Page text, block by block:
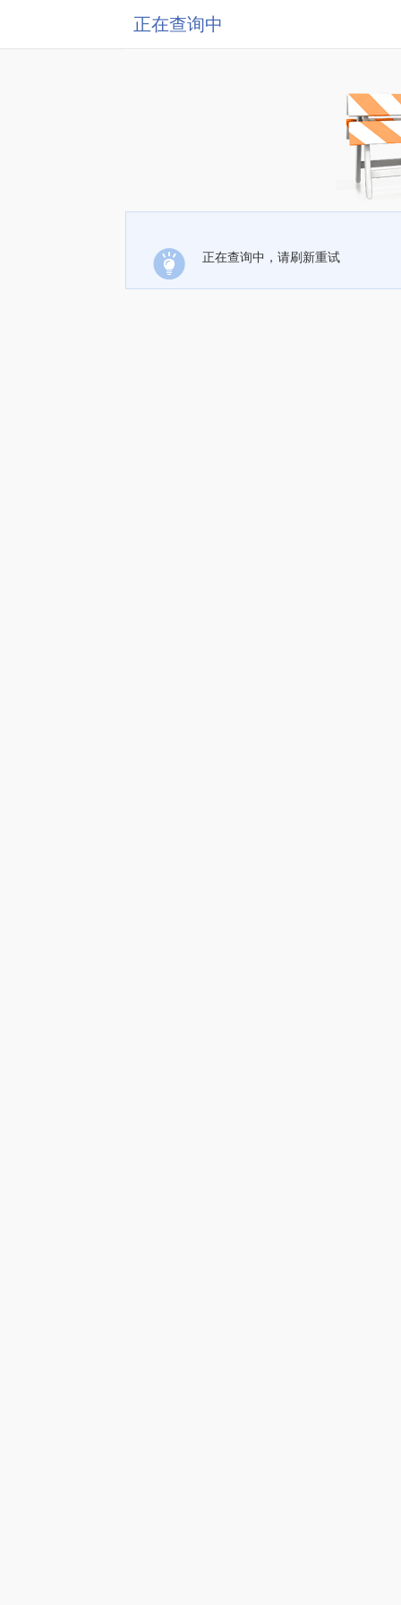
正在查询中
正在查询中，请刷新重试